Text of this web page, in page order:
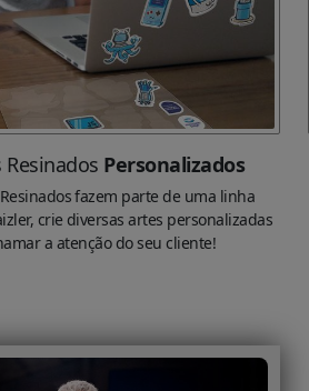
Personalizados
fazem parte de uma linha
crie diversas artes personalizadas
a atenção do seu cliente!